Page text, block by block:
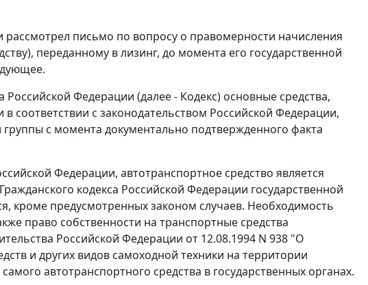
письмо по вопросу о правомерности начисления
переданному в лизинг, до момента его государственной
Российской Федерации (далее - Кодекс) основные средства,
соответствии с законодательством Российской Федерации,
с момента документально подтвержденного факта
Федерации, автотранспортное средство является
кодекса Российской Федерации государственной
кроме предусмотренных законом случаев. Необходимость
право собственности на транспортные средства
Российской Федерации от 12.08.1994 N 938 "О
и других видов самоходной техники на территории
автотранспортного средства в государственных органах.